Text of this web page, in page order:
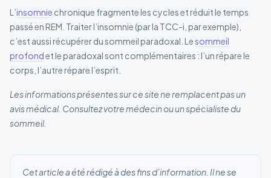
L’insomnie chronique fragmente les cycles et réduit le temps
passé en REM. Traiter l’insomnie (par la TCC-i, par exemple),
c’est aussi récupérer du sommeil paradoxal. Lesommeil
profondet le paradoxal sont complémentaires : l’un répare le
corps, l’autre répare l’esprit.
Les informations présentes sur ce site ne remplacent pas un
avis médical. Consultez votre médecin ou un spécialiste du
sommeil.
Cet article a été rédigé à des fins d’information. Il ne se